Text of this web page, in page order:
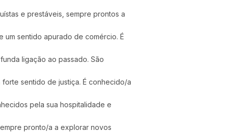
e prestáveis, sempre prontos a
sentido apurado de comércio. É
ligação ao passado. São
sentido de justiça. É conhecido/a
pela sua hospitalidade e
pronto/a a explorar novos